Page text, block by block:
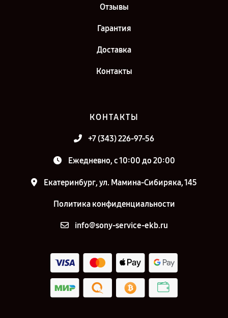
Отзывы
Гарантия
Доставка
Контакты
КОНТАКТЫ
+7 (343) 226-97-56
Ежедневно, с 10:00 до 20:00
Екатеринбург, ул. Мамина-Сибиряка, 145
Политика конфиденциальности
info@sony-service-ekb.ru